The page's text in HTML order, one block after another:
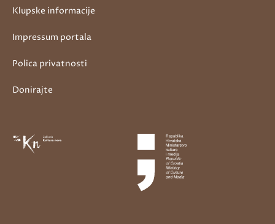
Klupske informacije
Impressum portala
Polica privatnosti
Donirajte